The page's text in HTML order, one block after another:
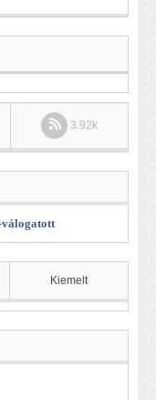
3.92k
Kiemelt